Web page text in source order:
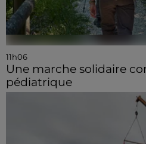
11h06
Une marche solidaire
pédiatrique